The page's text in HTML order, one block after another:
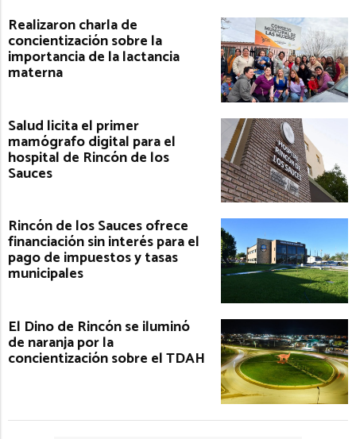
Realizaron charla de
concientización sobre la
importancia de la lactancia
materna
Salud licita el primer
mamógrafo digital para el
hospital de Rincón de los
Sauces
Rincón de los Sauces ofrece
financiación sin interés para el
pago de impuestos y tasas
municipales
El Dino de Rincón se iluminó
de naranja por la
concientización sobre el TDAH